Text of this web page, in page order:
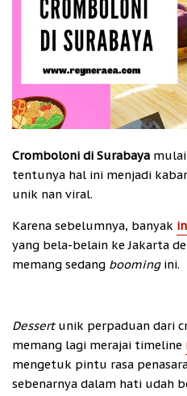
Cromboloni di Surabaya
tentunya hal ini menjadi
unik nan viral.
Karena sebelumnya, banyak
yang bela-belain ke Jakarta
memang sedang booming ini.
Dessert unik perpaduan dari
memang lagi merajai timeline
mengetuk pintu rasa
sebenarnya dalam hati udah